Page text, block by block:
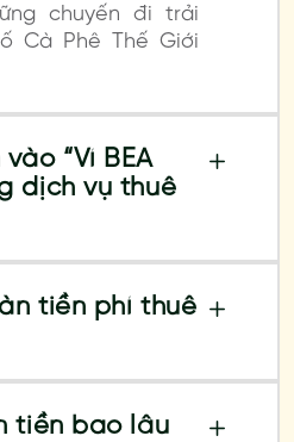
chuyến đi trải
Cà Phê Thế Giới
“Ví BEA
dịch vụ thuê
tiền phí thuê
tiền bao lâu